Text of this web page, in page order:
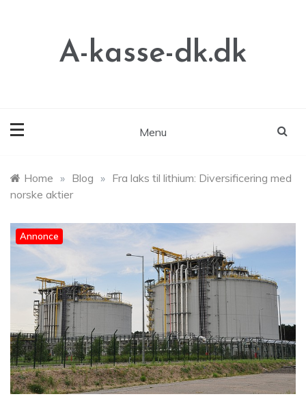
A-kasse-dk.dk
Menu
Home » Blog » Fra laks til lithium: Diversificering med
norske aktier
Annonce